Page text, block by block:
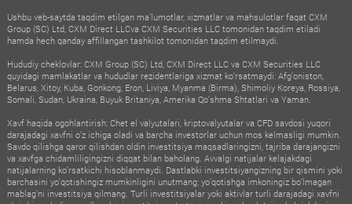
Ushbu veb-saytda taqdim etilgan ma’lumotlar, xizmatlar va mahsulotlar faqat CXM
Group (SC) Ltd, CXM Direct LLCva CXM Securities LLC tomonidan taqdim etiladi
hamda hech qanday affillangan tashkilot tomonidan taqdim etilmaydi.
Hududiy cheklovlar: CXM Group (SC) Ltd, CXM Direct LLC va CXM Securities LLC
quyidagi mamlakatlar va hududlar rezidentlariga xizmat ko‘rsatmaydi: Afg‘oniston,
Belarus, Xitoy, Kuba, Gonkong, Eron, Liviya, Myanma (Birma), Shimoliy Koreya, Rossiya,
Somali, Sudan, Ukraina, Buyuk Britaniya, Amerika Qo‘shma Shtatlari va Yaman.
Xavf haqida ogohlantirish: Chet el valyutalari, kriptovalyutalar va CFD savdosi yuqori
darajadagi xavfni o‘z ichiga oladi va barcha investorlar uchun mos kelmasligi mumkin.
Savdo qilishga qaror qilishdan oldin investitsiya maqsadlaringizni, tajriba darajangizni
va xavfga chidamliligingizni diqqat bilan baholang. Avvalgi natijalar kelajakdagi
natijalarning ko‘rsatkichi hisoblanmaydi. Dastlabki investitsiyangizning bir qismini yoki
barchasini yo‘qotishingiz mumkinligini unutmang; yo‘qotishga imkoningiz bo‘lmagan
mablag‘ni investitsiya qilmang. Turli investitsiyalar yoki aktivlar turli darajadagi xavfni